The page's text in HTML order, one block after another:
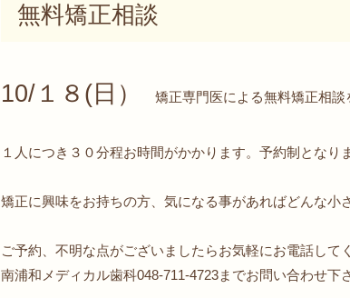
無料矯正相談
10/１８(日） 矯正専門医による無料矯正相談
１人につき３０分程お時間がかかります。予約制となり
矯正に興味をお持ちの方、気になる事があればどんな小
ご予約、不明な点がございましたらお気軽にお電話して
南浦和メディカル歯科048-711-4723までお問い合わせ下